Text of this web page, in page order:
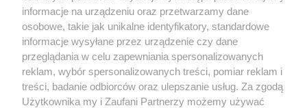
Audi planuje wprowadzić jeszcze cztery duże
pakiety poprawek w 2026 roku
Polityka prywatności © 2004 - 2026 GPmedia
Serwis internetowy, z którego korzystasz, używa plików
informacje na urządzeniu oraz przetwarzamy dane
osobowe, takie jak unikalne identyfikatory, standardowe
informacje wysyłane przez urządzenie czy dane
przeglądania w celu zapewniania spersonalizowanych
reklam, wybór spersonalizowanych treści, pomiar reklam i
treści, badanie odbiorców oraz ulepszanie usług. Za zgodą
Użytkownika my i Zaufani Partnerzy możemy używać